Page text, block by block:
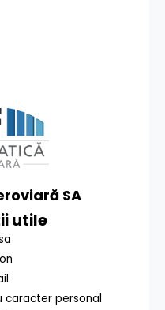
SA
utile
caracter personal